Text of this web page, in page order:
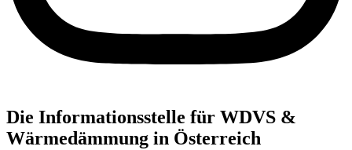
Die Informationsstelle für WDVS &
Wärmedämmung in Österreich